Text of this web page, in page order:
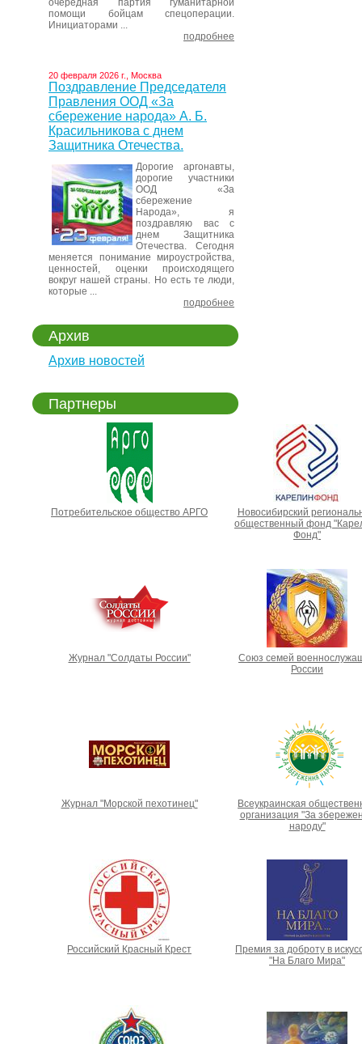
очередная партия гуманитарной
помощи бойцам спецоперации.
Инициаторами ...
подробнее
20 февраля 2026 г., Москва
Поздравление Председателя
Правления ООД «За
сбережение народа» А. Б.
Красильникова с днем
Защитника Отечества.
Дорогие аргонавты,
дорогие участники
ООД «За
сбережение
Народа», я
поздравляю вас с
днем Защитника
Отечества. Сегодня
меняется понимание мироустройства,
ценностей, оценки происходящего
вокруг нашей страны. Но есть те люди,
которые ...
подробнее
Архив
Архив новостей
Партнеры
Потребительское общество АРГО
Новосибирский
общественный фонд
Фонд"
Журнал "Солдаты России"
Союз семей
России
Журнал "Морской пехотинец"
Всеукраинская
организация "За
народу"
Российский Красный Крест
Премия за доброту в
"На Благо Мира"